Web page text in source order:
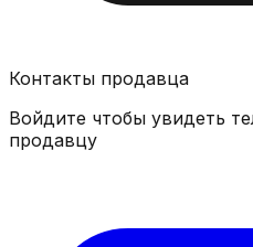
Контакты продавца
Войдите чтобы увидеть
продавцу